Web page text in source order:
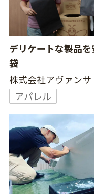
デリケートな製品
袋
株式会社アヴァンサ
アパレル